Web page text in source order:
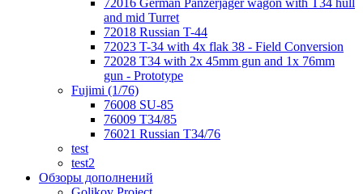
72016 German Panzerjager wagon with T34 hull
and mid Turret
72018 Russian T-44
72023 T-34 with 4x flak 38 - Field Conversion
72028 T34 with 2x 45mm gun and 1x 76mm
gun - Prototype
Fujimi (1/76)
76008 SU-85
76009 T34/85
76021 Russian T34/76
test
test2
Обзоры дополнений